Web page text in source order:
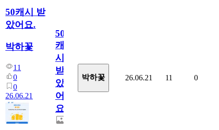
50캐시 받
았어요.
박하꽃
11
0
0
26.06.21
50
캐
시
받
았
어
요.
박하꽃 26.06.21 11 0